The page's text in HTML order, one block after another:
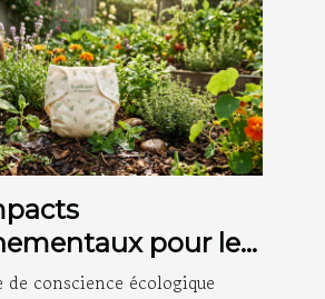
pour les
abonnées ?
de conscience écologique